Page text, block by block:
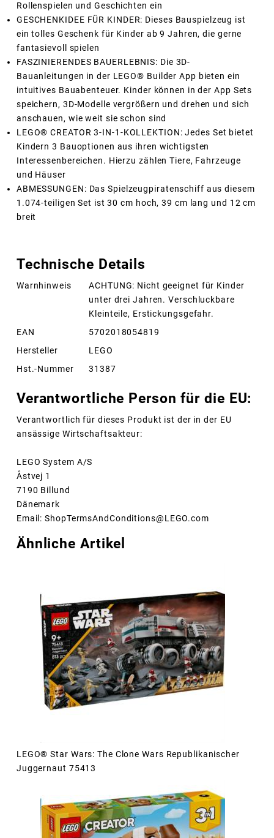
Rollenspielen und Geschichten ein
GESCHENKIDEE FÜR KINDER: Dieses Bauspielzeug ist
ein tolles Geschenk für Kinder ab 9 Jahren, die gerne
fantasievoll spielen
FASZINIERENDES BAUERLEBNIS: Die 3D-
Bauanleitungen in der LEGO® Builder App bieten ein
intuitives Bauabenteuer. Kinder können in der App Sets
speichern, 3D-Modelle vergrößern und drehen und sich
anschauen, wie weit sie schon sind
LEGO® CREATOR 3-IN-1-KOLLEKTION: Jedes Set bietet
Kindern 3 Bauoptionen aus ihren wichtigsten
Interessenbereichen. Hierzu zählen Tiere, Fahrzeuge
und Häuser
ABMESSUNGEN: Das Spielzeugpiratenschiff aus diesem
1.074-teiligen Set ist 30 cm hoch, 39 cm lang und 12 cm
breit
Technische Details
Warnhinweis
ACHTUNG: Nicht geeignet für Kinder
unter drei Jahren. Verschluckbare
Kleinteile, Erstickungsgefahr.
EAN
5702018054819
Hersteller
LEGO
Hst.-Nummer
31387
Verantwortliche Person für die EU:
Verantwortlich für dieses Produkt ist der in der EU
ansässige Wirtschaftsakteur:
LEGO System A/S
Åstvej 1
7190 Billund
Dänemark
Email: ShopTermsAndConditions@LEGO.com
Ähnliche Artikel
LEGO® Star Wars: The Clone Wars Republikanischer
Juggernaut 75413